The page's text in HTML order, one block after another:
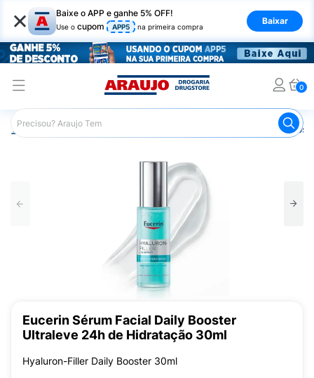
× Baixe o APP e ganhe 5% OFF!
Use o cupom APP5 na primeira compra
Baixar
0
Araujo Dermocosméticos Dermocosméticos para o
Eucerin Sérum Facial Daily Booster
Ultraleve 24h de Hidratação 30ml
Hyaluron-Filler Daily Booster 30ml